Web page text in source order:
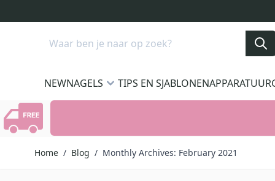
Search
NEWNAGELS TIPS EN SJABLONENAPPARATUUR
Home / Blog / Monthly Archives: February 2021